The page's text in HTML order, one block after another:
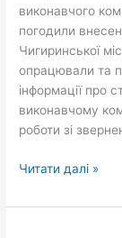
виконавчого
погодили
Чигиринської
опрацювали та
інформації про
виконавчому
роботи зі
Читати далі »